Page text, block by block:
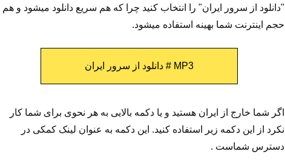
"دانلود از سرور ایران" را انتخاب کنید چرا که هم سریع دانلود میشود و هم
حجم اینترنت شما بهینه استفاده میشود.
MP3 # دانلود از سرور ایران
اگر شما خارج از ایران هستید و یا دکمه بالایی به هر نحوی برای شما کار
نکرد از این دکمه زیر استفاده کنید. این دکمه به عنوان لینک کمکی در
دسترس شماست .